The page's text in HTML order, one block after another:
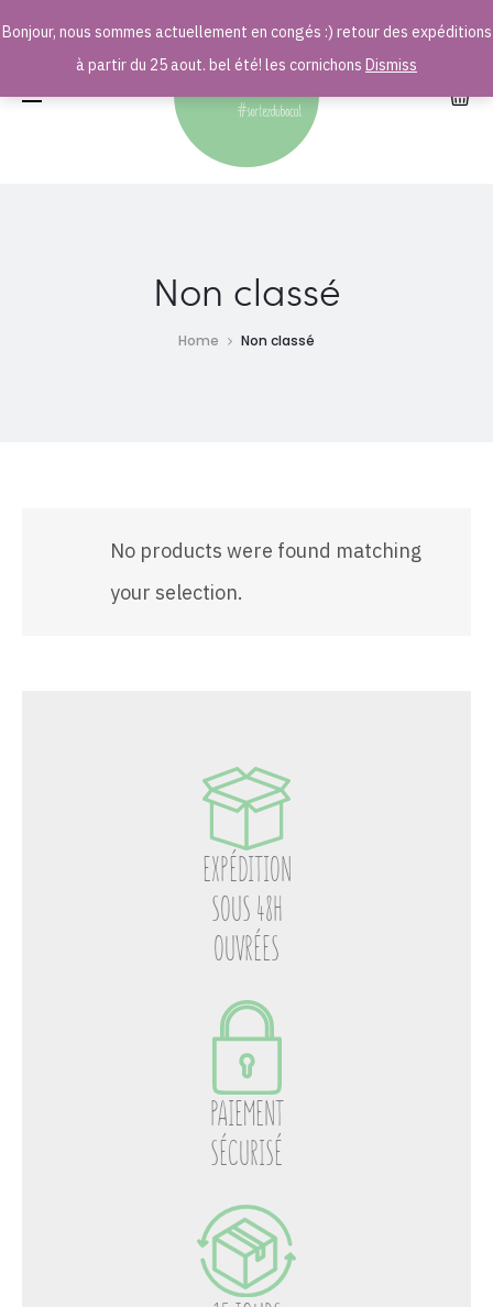
Non classé
Home Non classé
No products were found matching
your selection.
EXPÉDITION
SOUS 48H
OUVRÉES
PAIEMENT
SÉCURISÉ
Bonjour, nous sommes actuellement en congés :) retour des expéditions
à partir du 25 aout. bel été! les cornichons Dismiss